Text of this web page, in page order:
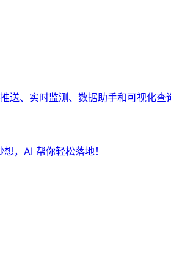
送、实时监测、数据助手和可视化查
，AI 帮你轻松落地！